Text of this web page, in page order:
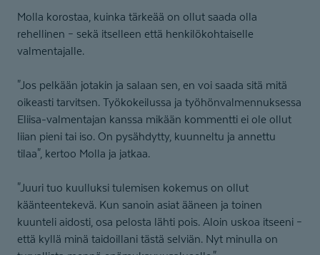
Molla korostaa, kuinka tärkeää on ollut saada olla
rehellinen – sekä itselleen että henkilökohtaiselle
valmentajalle.
"Jos pelkään jotakin ja salaan sen, en voi saada sitä mitä
oikeasti tarvitsen. Työkokeilussa ja työhönvalmennuksessa
Eliisa-valmentajan kanssa mikään kommentti ei ole ollut
liian pieni tai iso. On pysähdytty, kuunneltu ja annettu
tilaa", kertoo Molla ja jatkaa.
"Juuri tuo kuulluksi tulemisen kokemus on ollut
käänteentekevä. Kun sanoin asiat ääneen ja toinen
kuunteli aidosti, osa pelosta lähti pois. Aloin uskoa itseeni –
että kyllä minä taidoillani tästä selviän. Nyt minulla on